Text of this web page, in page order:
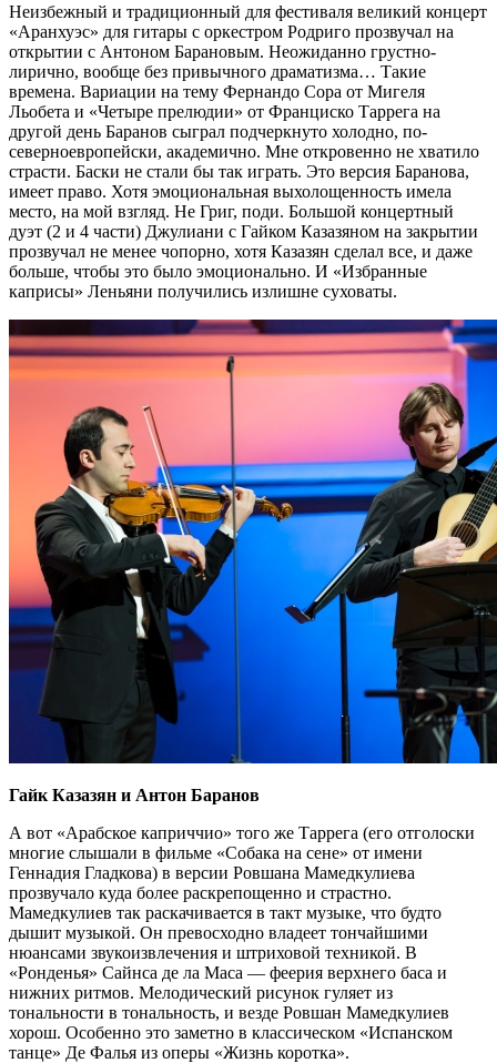
Неизбежный и традиционный для фестиваля великий концерт
«Аранхуэс» для гитары с оркестром Родриго прозвучал на
открытии с Антоном Барановым. Неожиданно грустно-
лирично, вообще без привычного драматизма… Такие
времена. Вариации на тему Фернандо Сора от Мигеля
Льобета и «Четыре прелюдии» от Франциско Таррега на
другой день Баранов сыграл подчеркнуто холодно, по-
северноевропейски, академично. Мне откровенно не хватило
страсти. Баски не стали бы так играть. Это версия Баранова,
имеет право. Хотя эмоциональная выхолощенность имела
место, на мой взгляд. Не Григ, поди. Большой концертный
дуэт (2 и 4 части) Джулиани с Гайком Казазяном на закрытии
прозвучал не менее чопорно, хотя Казазян сделал все, и даже
больше, чтобы это было эмоционально. И «Избранные
каприсы» Леньяни получились излишне суховаты.
Гайк Казазян и Антон Баранов
А вот «Арабское каприччио» того же Таррега (его отголоски
многие слышали в фильме «Собака на сене» от имени
Геннадия Гладкова) в версии Ровшана Мамедкулиева
прозвучало куда более раскрепощенно и страстно.
Мамедкулиев так раскачивается в такт музыке, что будто
дышит музыкой. Он превосходно владеет тончайшими
нюансами звукоизвлечения и штриховой техникой. В
«Ронденья» Сайнса де ла Маса — феерия верхнего баса и
нижних ритмов. Мелодический рисунок гуляет из
тональности в тональность, и везде Ровшан Мамедкулиев
хорош. Особенно это заметно в классическом «Испанском
танце» Де Фалья из оперы «Жизнь коротка».